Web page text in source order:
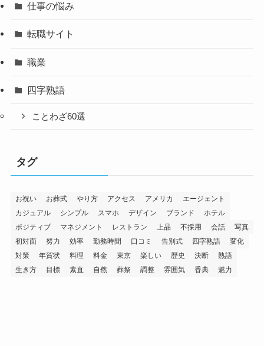
仕事の悩み
転職サイト
職業
四字熟語
ことわざ60選
タグ
お祝い お葬式 やり方 アクセス アメリカ
エージェント
カジュアル
シンプル スマホ デザイン ブランド
ホテル
ポジティブ
マネジメント レストラン 上品 不採用 会話
写真
初対面
努力 効率 勤務時間 口コミ 告別式 四字熟語
変化
対策
年賀状 料理 料金 東京 楽しい 歴史 決断
熟語
生き方
目標 素直 自然 葬祭 調整 雰囲気 香典 魅力